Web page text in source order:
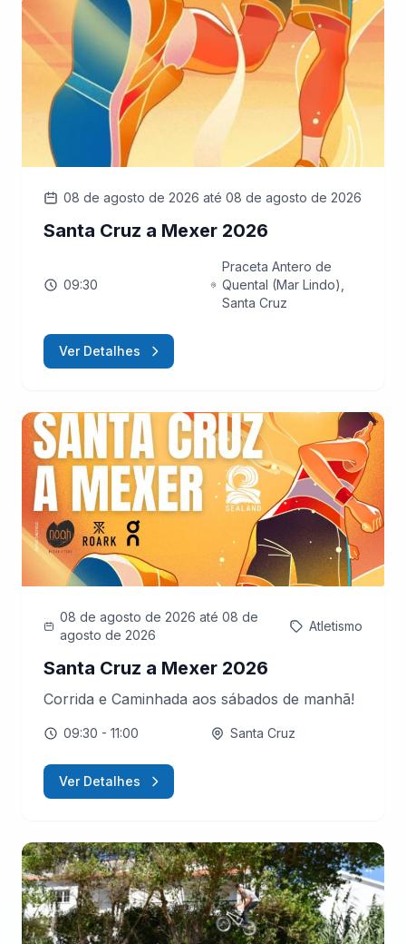
08 de agosto de 2026 até 08 de agosto de 2026
Santa Cruz a Mexer 2026
09:30
Praceta Antero de
Quental (Mar Lindo),
Santa Cruz
Ver Detalhes
08 de agosto de 2026 até 08 de
agosto de 2026
Atletismo
Santa Cruz a Mexer 2026
Corrida e Caminhada aos sábados de manhã!
09:30 - 11:00 Santa Cruz
Ver Detalhes